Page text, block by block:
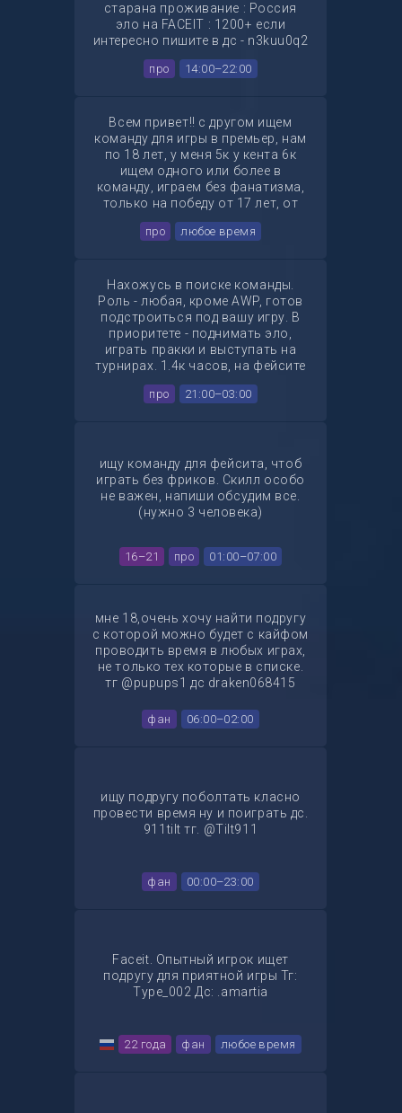
старана проживание : Россия
эло на FACEIT : 1200+ если
интересно пишите в дс - n3kuu0q2
про 14:00–22:00
Всем привет!! с другом ищем
команду для игры в премьер, нам
по 18 лет, у меня 5к у кента 6к
ищем одного или более в
команду, играем без фанатизма,
только на победу от 17 лет, от
700 часов желательно, наша
цель 20к :) TG: @Yeban344 DS:
про любое время
Нахожусь в поиске команды.
Роль - любая, кроме AWP, готов
подстроиться под вашу игру. В
приоритете - поднимать эло,
играть пракки и выступать на
турнирах. 1.4к часов, на фейсите
85 матчей 1.1к эло (ранее не так
серьезно относился к игре и не
Моя главная фишка - клатчи. ТГ
для связи @bnzgg
про 21:00–03:00
ищу команду для фейсита, чтоб
играть без фриков. Скилл особо
не важен, напиши обсудим все.
(нужно 3 человека)
16–21 про 01:00–07:00
мне 18,очень хочу найти подругу
с которой можно будет с кайфом
проводить время в любых играх,
не только тех которые в списке.
тг @pupups1 дс draken068415
фан 06:00–02:00
ищу подругу поболтать класно
провести время ну и поиграть дс.
911tilt тг. @Tilt911
фан 00:00–23:00
Faceit. Опытный игрок ищет
подругу для приятной игры Тг:
Type_002 Дс: .amartia
22 года фан любое время